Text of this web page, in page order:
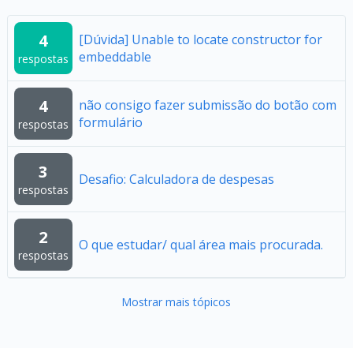
4
respostas
[Dúvida] Unable to locate constructor for
embeddable
4
respostas
não consigo fazer submissão do botão com
formulário
3
respostas
Desafio: Calculadora de despesas
2
respostas
O que estudar/ qual área mais procurada.
Mostrar mais tópicos